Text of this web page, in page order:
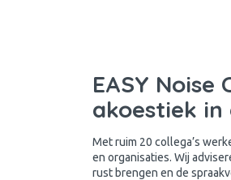
EASY
akoestiek
Met ruim 20 collega’s
en organisaties. Wij
rust brengen en de